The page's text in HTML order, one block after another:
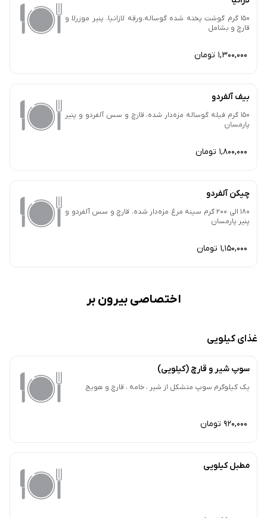
150 گرم گوشت پخته شده گوساله،ورقه لازانیا، پنیر موزرلا و
قارچ و بشامل
1,300,000 تومان
بیف آلفردو
150 گرم فیله گوساله مزه‌دار شده، قارچ و سس آلفردو و پنیر
پارمسان
1,800,000 تومان
چیکن آلفردو
180 الی 200 گرم سینه مرغ مزه‌دار شده، قارچ و سس آلفردو و
پنیر پارمسان
1,150,000 تومان
اختصاصی بیرون بر
غذای کیلویی
سوپ شیر و قارچ (کیلویی)
یک کیلوگرم سوپ متشکل از شیر ، خامه ، قارچ و هویج
920,000 تومان
مطبل کیلویی